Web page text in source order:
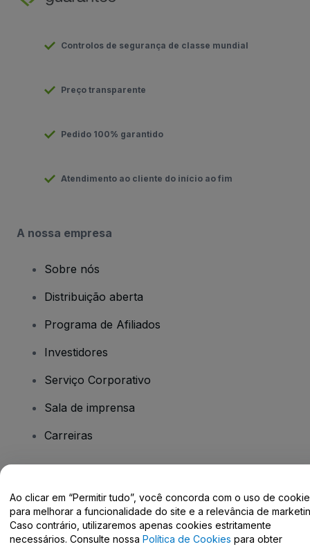
Controlos de segurança de classe mundial
Preço transparente
Pedido 100% garantido
Atendimento ao cliente do início ao fim
A nossa empresa
Sobre nós
Distribuição aberta
Programa de Afiliados
Investidores
Serviço Corporativo
Sala de imprensa
Carreiras
Centro de Ajuda / Fale Conosco
Ao clicar em “Permitir tudo”, você concorda com o uso de
para melhorar a funcionalidade do site e a relevância de
Caso contrário, utilizaremos apenas cookies estritamente
necessários. Consulte nossa Política de Cookies para obter